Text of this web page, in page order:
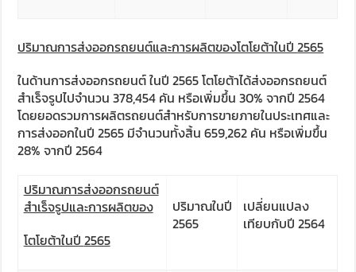
ปริมาณการส่งออกรถยนต์และการผลิตของโตโยต้าในปี2565
ในด้านการส่งออกรถยนต์ ในปี 2565 โตโยต้าได้ส่งออกรถยนต์
สำเร็จรูปไปจำนวน 378,454 คัน หรือเพิ่มขึ้น 30% จากปี 2564
โดยยอดรวมการผลิตรถยนต์สำหรับการขายภายในประเทศและ
การส่งออกในปี 2565 มีจำนวนทั้งสิ้น 659,262 คัน หรือเพิ่มขึ้น
28% จากปี 2564
ปริมาณการส่งออกรถยนต์
สำเร็จรูปและการผลิตของ
โตโยต้าในปี 2565
ปริมาณในปี
2565
เปลี่ยนแปลง
เทียบกับปี 2564